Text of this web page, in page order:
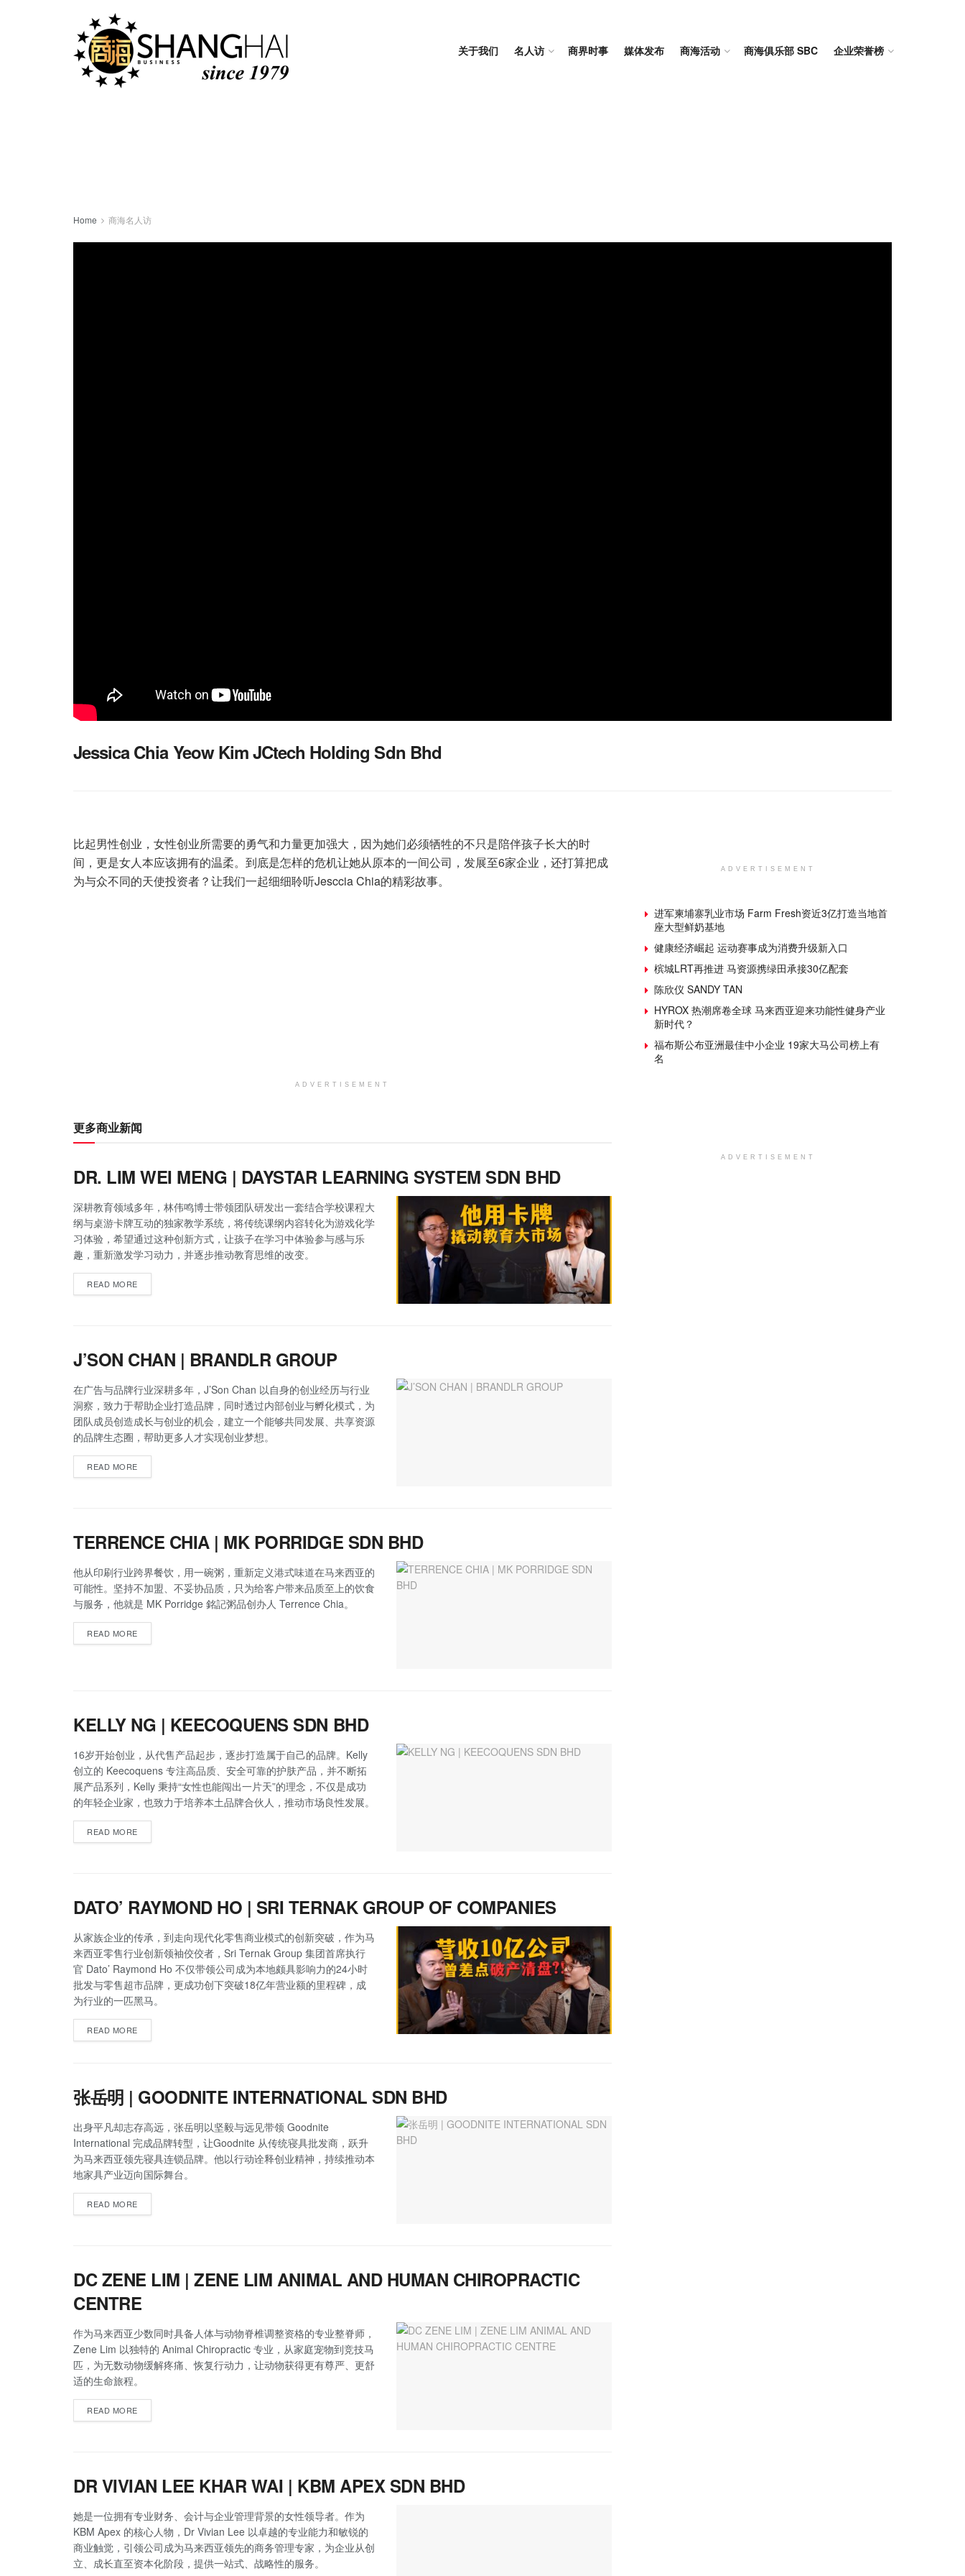
关于我们 名人访 商界时事 媒体发布 商海活动 商海俱乐部 SBC 企业荣誉榜
Home 商海名人访
Jessica Chia Yeow Kim JCtech Holding Sdn Bhd
比起男性创业，女性创业所需要的勇气和力量更加强大，因为她们必须牺牲的不只是陪伴孩子长大的时
间，更是女人本应该拥有的温柔。到底是怎样的危机让她从原本的一间公司，发展至6家企业，还打算把成
为与众不同的天使投资者？让我们一起细细聆听Jesccia Chia的精彩故事。
ADVERTISEMENT
更多商业新闻
DR. LIM WEI MENG | DAYSTAR LEARNING SYSTEM SDN BHD
深耕教育领域多年，林伟鸣博士带领团队研发出一套结合学校课程大
纲与桌游卡牌互动的独家教学系统，将传统课纲内容转化为游戏化学
习体验，希望通过这种创新方式，让孩子在学习中体验参与感与乐
趣，重新激发学习动力，并逐步推动教育思维的改变。
READ MORE
J’SON CHAN | BRANDLR GROUP
在广告与品牌行业深耕多年，J’Son Chan 以自身的创业经历与行业
洞察，致力于帮助企业打造品牌，同时透过内部创业与孵化模式，为
团队成员创造成长与创业的机会，建立一个能够共同发展、共享资源
的品牌生态圈，帮助更多人才实现创业梦想。
READ MORE
TERRENCE CHIA | MK PORRIDGE SDN BHD
他从印刷行业跨界餐饮，用一碗粥，重新定义港式味道在马来西亚的
可能性。坚持不加盟、不妥协品质，只为给客户带来品质至上的饮食
与服务，他就是 MK Porridge 銘記粥品创办人 Terrence Chia。
READ MORE
KELLY NG | KEECOQUENS SDN BHD
16岁开始创业，从代售产品起步，逐步打造属于自己的品牌。Kelly
创立的 Keecoquens 专注高品质、安全可靠的护肤产品，并不断拓
展产品系列，Kelly 秉持“女性也能闯出一片天”的理念，不仅是成功
的年轻企业家，也致力于培养本土品牌合伙人，推动市场良性发展。
READ MORE
DATO’ RAYMOND HO | SRI TERNAK GROUP OF COMPANIES
从家族企业的传承，到走向现代化零售商业模式的创新突破，作为马
来西亚零售行业创新领袖佼佼者，Sri Ternak Group 集团首席执行
官 Dato’ Raymond Ho 不仅带领公司成为本地颇具影响力的24小时
批发与零售超市品牌，更成功创下突破18亿年营业额的里程碑，成
为行业的一匹黑马。
READ MORE
张岳明 | GOODNITE INTERNATIONAL SDN BHD
出身平凡却志存高远，张岳明以坚毅与远见带领 Goodnite
International 完成品牌转型，让Goodnite 从传统寝具批发商，跃升
为马来西亚领先寝具连锁品牌。他以行动诠释创业精神，持续推动本
地家具产业迈向国际舞台。
READ MORE
DC ZENE LIM | ZENE LIM ANIMAL AND HUMAN CHIROPRACTIC
CENTRE
作为马来西亚少数同时具备人体与动物脊椎调整资格的专业整脊师，
Zene Lim 以独特的 Animal Chiropractic 专业，从家庭宠物到竞技马
匹，为无数动物缓解疼痛、恢复行动力，让动物获得更有尊严、更舒
适的生命旅程。
READ MORE
DR VIVIAN LEE KHAR WAI | KBM APEX SDN BHD
她是一位拥有专业财务、会计与企业管理背景的女性领导者。作为
KBM Apex 的核心人物，Dr Vivian Lee 以卓越的专业能力和敏锐的
商业触觉，引领公司成为马来西亚领先的商务管理专家，为企业从创
立、成长直至资本化阶段，提供一站式、战略性的服务。
ADVERTISEMENT
进军柬埔寨乳业市场 Farm Fresh资近3亿打造当地首
座大型鲜奶基地
健康经济崛起 运动赛事成为消费升级新入口
槟城LRT再推进 马资源携绿田承接30亿配套
陈欣仪 SANDY TAN
HYROX 热潮席卷全球 马来西亚迎来功能性健身产业
新时代？
福布斯公布亚洲最佳中小企业 19家大马公司榜上有
名
ADVERTISEMENT